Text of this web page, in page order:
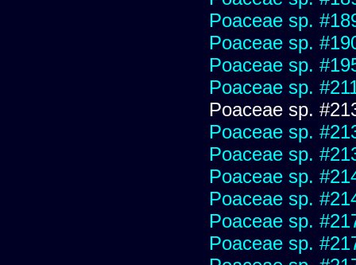
Poaceae sp.
Poaceae sp.
Poaceae sp.
Poaceae sp.
Poaceae sp.
Poaceae sp.
Poaceae sp.
Poaceae sp.
Poaceae sp.
Poaceae sp.
Poaceae sp.